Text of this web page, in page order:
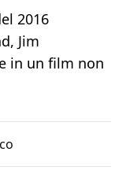
2016
Jim
in un film non